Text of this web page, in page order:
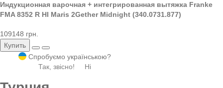
Индукционная варочная + интегрированная вытяжка Franke
FMA 8352 R HI Maris 2Gether Midnight (340.0731.877)
109148 грн.
Купить
Спробуємо українською?
Так, звісно!
Ні